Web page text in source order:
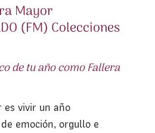
Mayor
(FM) Colecciones
de tu año como Fallera
es vivir un año
emoción, orgullo e